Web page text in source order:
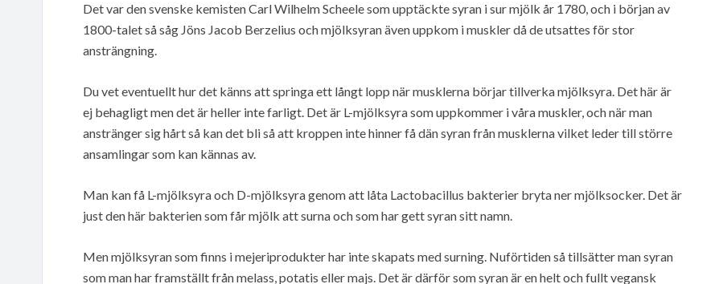
Det var den svenske kemisten Carl Wilhelm Scheele som upptäckte syran i sur mjölk år 1780, och i början av
1800-talet så såg Jöns Jacob Berzelius och mjölksyran även uppkom i muskler då de utsattes för stor
ansträngning.
Du vet eventuellt hur det känns att springa ett långt lopp när musklerna börjar tillverka mjölksyra. Det här är
ej behagligt men det är heller inte farligt. Det är L-mjölksyra som uppkommer i våra muskler, och när man
anstränger sig hårt så kan det bli så att kroppen inte hinner få dän syran från musklerna vilket leder till större
ansamlingar som kan kännas av.
Man kan få L-mjölksyra och D-mjölksyra genom att låta Lactobacillus bakterier bryta ner mjölksocker. Det är
just den här bakterien som får mjölk att surna och som har gett syran sitt namn.
Men mjölksyran som finns i mejeriprodukter har inte skapats med surning. Nuförtiden så tillsätter man syran
som man har framställt från melass, potatis eller majs. Det är därför som syran är en helt och fullt vegansk